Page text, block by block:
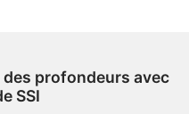
profondeurs avec
SSI